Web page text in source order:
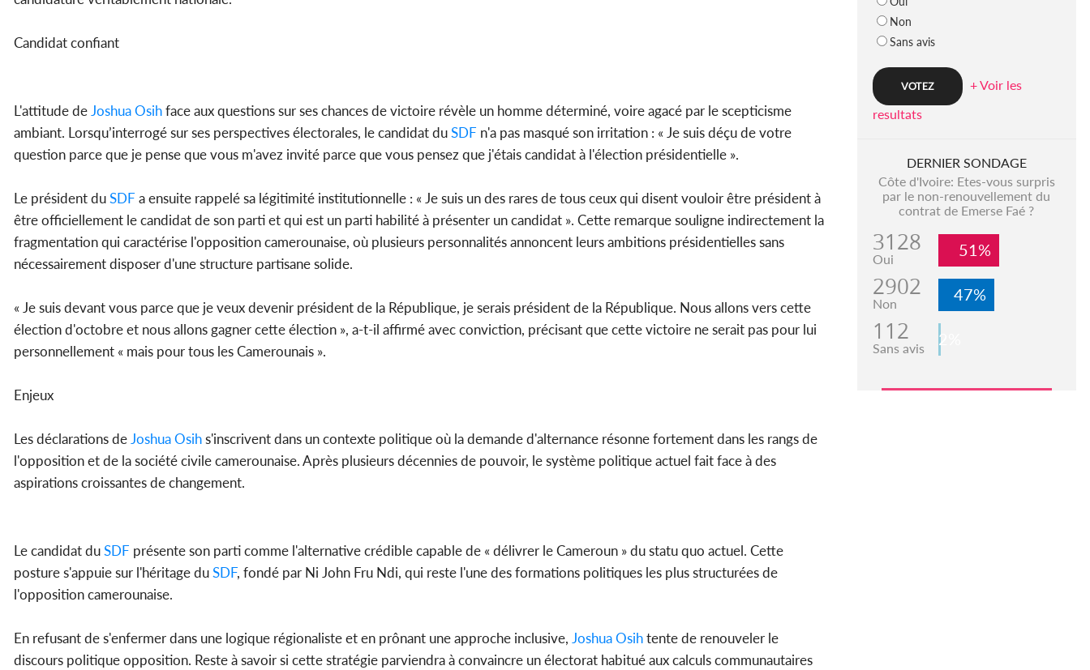
Candidat confiant
L'attitude deJoshua Osihface aux questions sur ses chances de victoire révèle un homme déterminé, voire agacé par le scepticisme
ambiant. Lorsqu’interrogé sur ses perspectives électorales, le candidat duSDF n'a pas masqué son irritation : « Je suis déçu de votre
question parce que je pense que vous m'avez invité parce que vous pensez que j'étais candidat à l'élection présidentielle ».
Le président duSDF a ensuite rappelé sa légitimité institutionnelle : « Je suis un des rares de tous ceux qui disent vouloir être président à
être officiellement le candidat de son parti et qui est un parti habilité à présenter un candidat ». Cette remarque souligne indirectement la
fragmentation qui caractérise l'opposition camerounaise, où plusieurs personnalités annoncent leurs ambitions présidentielles sans
nécessairement disposer d'une structure partisane solide.
« Je suis devant vous parce que je veux devenir président de la République, je serais président de la République. Nous allons vers cette
élection d'octobre et nous allons gagner cette élection », a-t-il affirmé avec conviction, précisant que cette victoire ne serait pas pour lui
personnellement « mais pour tous les Camerounais ».
Enjeux
Les déclarations deJoshua Osihs'inscrivent dans un contexte politique où la demande d'alternance résonne fortement dans les rangs de
l'opposition et de la société civile camerounaise. Après plusieurs décennies de pouvoir, le système politique actuel fait face à des
aspirations croissantes de changement.
Le candidat duSDF présente son parti comme l'alternative crédible capable de « délivrer le Cameroun » du statu quo actuel. Cette
posture s'appuie sur l'héritage duSDF, fondé par Ni John Fru Ndi, qui reste l'une des formations politiques les plus structurées de
l'opposition camerounaise.
En refusant de s'enfermer dans une logique régionaliste et en prônant une approche inclusive, Joshua Osihtente de renouveler le
discours politique opposition. Reste à savoir si cette stratégie parviendra à convaincre un électorat habitué aux calculs communautaires
Non
Sans avis
+ Voir les
resultats
DERNIER SONDAGE
Côte d'Ivoire: Etes-vous surpris
par le non-renouvellement du
contrat de Emerse Faé ?
3128
Oui 51%
2902
Non 47%
112
Sans avis 2%